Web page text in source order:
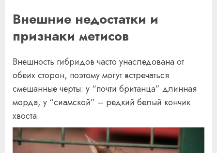
Внешние недостатки и
признаки метисов
Внешность гибридов часто унаследована от
обеих сторон, поэтому могут встречаться
смешанные черты: у “почти британца” длинная
морда, у “сиамской” – редкий белый кончик
хвоста.